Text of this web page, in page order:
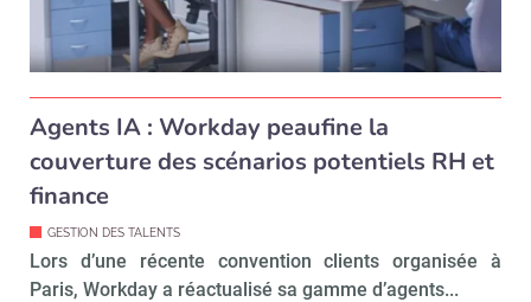
Agents IA : Workday peaufine la
couverture des scénarios potentiels RH et
finance
GESTION DES TALENTS
Lors d’une récente convention clients organisée à
Paris, Workday a réactualisé sa gamme d’agents...